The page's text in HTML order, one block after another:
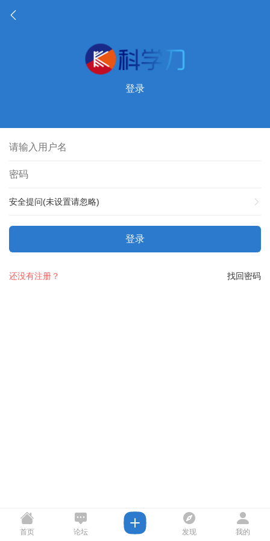
登录
安全提问(未设置请忽略)
登录
找回密码
还没有注册？
首页 论坛 发现 我的